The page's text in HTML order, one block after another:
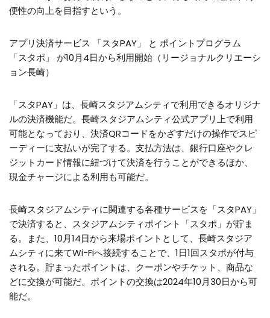
便性の向上を目指すという。
アプリ決済サービス 「スタPAY」 と ポイントプログラム
「スタポ」 が10月4日から利用開始（リージョナルクリエーシ
ョン長崎）
「スタPAY」は、長崎スタジアムシティで利用できるオリジナ
ルの決済機能だ。長崎スタジアムシティ公式アプリ上で利用
可能となっており、決済QRコードをかざすだけの操作でスピ
ーディーに支払いが完了する。支払方法は、銀行口座やクレ
ジットカード情報に紐づけて決済を行うことができるほか、
現金チャージによる利用も可能だ。
長崎スタジアムシティに関連する各種サービスを「スタPAY」
で決済すると、スタジアムシティポイント「スタポ」が貯ま
る。また、10月14日から来場ポイントとして、長崎スタジア
ムシティに来てWi-Fiへ接続することで、1日1回スタポが付与
される。貯まったポイントは、クーポンやチケット、商品な
どに交換が可能だ。ポイントの交換は2024年10月30日から可
能だ。